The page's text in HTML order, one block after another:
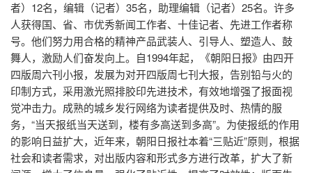
融媒体可视化
新闻线索
融媒体管控SAAS应用
热点分析
传播分析
舆情分析SAAS解决方案
XDMPS融媒体媒资管理SAAS解决方案
社会化媒体综合管理与发布SAAS解决方案
数据加工SAAS解决方案
融媒体中心通用解决方案
xportal网站群解决方案
财务问题
常见问题
文档中心
综合知识库
融媒体基础应用SAAS产品文档
融媒体发布SAAS产品文档
伙伴赋能培训
学习中心
基础服务
融媒体SAAS云服务权益
自助服务
新手入门
者）12名，编辑（记者）35名，助理编辑（记者）25名。许多
人获得国、省、市优秀新闻工作者、十佳记者、先进工作者称
号。他们努力用合格的精神产品武装人、引导人、塑造人、鼓
舞人，激励人们奋发向上。自1994年起，《朝阳日报》由四开
四版周六刊小报，发展为对开四版周七刊大报，告别铅与火的
印制方式，采用激光照排胶印先进技术，有效地增强了报面视
觉冲击力。成熟的城乡发行网络为读者提供及时、热情的服
务，“当天报纸当天送到，楼有多高送到多高”。为使报纸的作用
的影响日益扩大，近年来，朝阳日报社本着“三贴近”原则，根据
社会和读者需求，对出版内容和形式多方进行改革，扩大了新